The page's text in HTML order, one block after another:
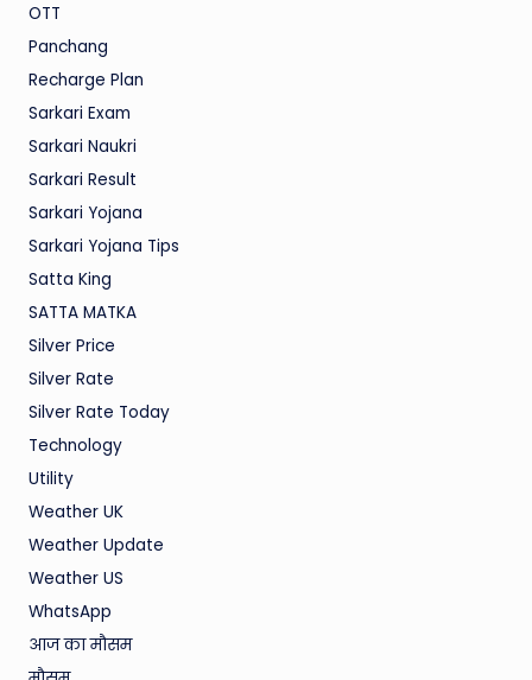
OTT
Panchang
Recharge Plan
Sarkari Exam
Sarkari Naukri
Sarkari Result
Sarkari Yojana
Sarkari Yojana Tips
Satta King
SATTA MATKA
Silver Price
Silver Rate
Silver Rate Today
Technology
Utility
Weather UK
Weather Update
Weather US
WhatsApp
आज का मौसम